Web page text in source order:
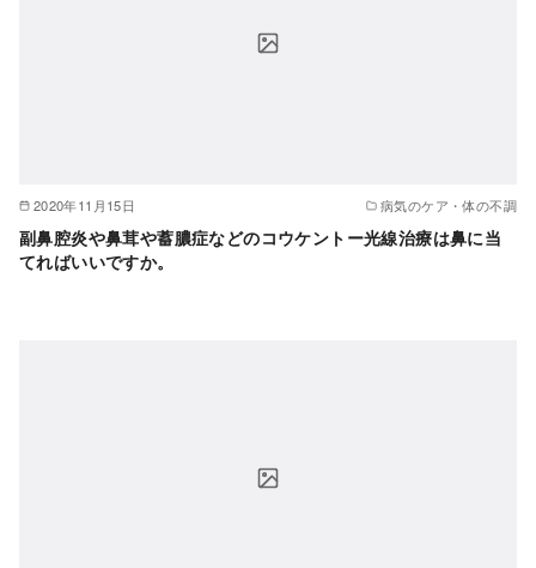
2020年11月15日 病気のケア・体の不調
副鼻腔炎や鼻茸や蓄膿症などのコウケントー光線治療は鼻に当
てればいいですか。